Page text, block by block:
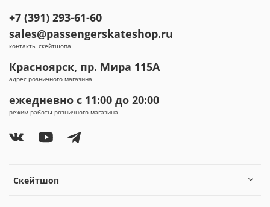
Скейтшоп
+7 (391) 293-61-60
sales@passengerskateshop.ru
контакты скейтшопа
Красноярск, пр. Мира 115А
адрес розничного магазина
ежедневно с 11:00 до 20:00
режим работы розничного магазина